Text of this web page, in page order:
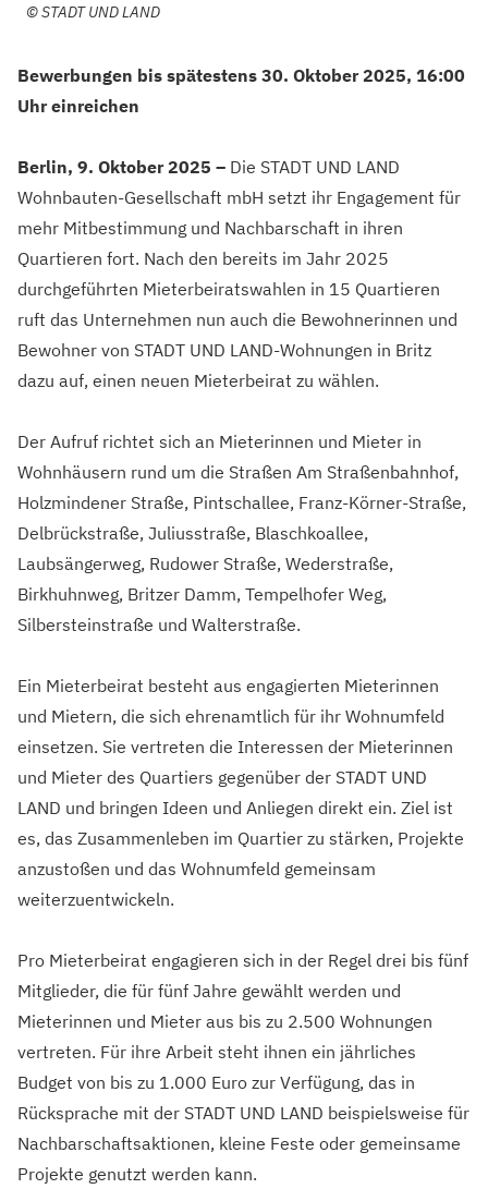
©STADT UND LAND
Bewerbungen bis spätestens 30. Oktober 2025, 16:00
Uhr einreichen
Berlin, 9. Oktober 2025 – Die STADT UND LAND
Wohnbauten-Gesellschaft mbH setzt ihr Engagement für
mehr Mitbestimmung und Nachbarschaft in ihren
Quartieren fort. Nach den bereits im Jahr 2025
durchgeführten Mieterbeiratswahlen in 15 Quartieren
ruft das Unternehmen nun auch die Bewohnerinnen und
Bewohner von STADT UND LAND-Wohnungen in Britz
dazu auf, einen neuen Mieterbeirat zu wählen.
Der Aufruf richtet sich an Mieterinnen und Mieter in
Wohnhäusern rund um die Straßen Am Straßenbahnhof,
Holzmindener Straße, Pintschallee, Franz-Körner-Straße,
Delbrückstraße, Juliusstraße, Blaschkoallee,
Laubsängerweg, Rudower Straße, Wederstraße,
Birkhuhnweg, Britzer Damm, Tempelhofer Weg,
Silbersteinstraße und Walterstraße.
Ein Mieterbeirat besteht aus engagierten Mieterinnen
und Mietern, die sich ehrenamtlich für ihr Wohnumfeld
einsetzen. Sie vertreten die Interessen der Mieterinnen
und Mieter des Quartiers gegenüber der STADT UND
LAND und bringen Ideen und Anliegen direkt ein. Ziel ist
es, das Zusammenleben im Quartier zu stärken, Projekte
anzustoßen und das Wohnumfeld gemeinsam
weiterzuentwickeln.
Pro Mieterbeirat engagieren sich in der Regel drei bis fünf
Mitglieder, die für fünf Jahre gewählt werden und
Mieterinnen und Mieter aus bis zu 2.500 Wohnungen
vertreten. Für ihre Arbeit steht ihnen ein jährliches
Budget von bis zu 1.000 Euro zur Verfügung, das in
Rücksprache mit der STADT UND LAND beispielsweise für
Nachbarschaftsaktionen, kleine Feste oder gemeinsame
Projekte genutzt werden kann.